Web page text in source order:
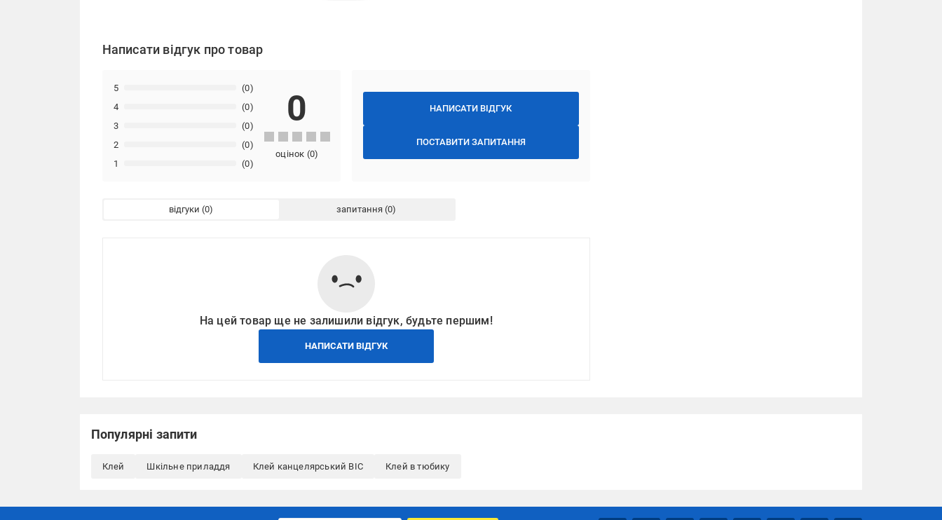
Написати відгук про товар
НАПИСАТИ ВІДГУК
ПОСТАВИТИ ЗАПИТАННЯ
1 (0)
2 (0)
3 (0)
4 (0)
5 (0)
0
оцінок (0)
відгуки запитання
На цей товар ще не залишили відгук, будьте першим!
НАПИСАТИ ВІДГУК
Популярні запити
Клей Шкільне приладдя Клей канцелярський BIC Клей в тюбику